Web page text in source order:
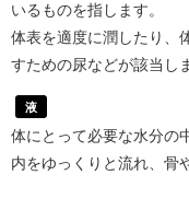
いるものを指します。
体表を適度に潤したり、
すための尿などが該当し
液
体にとって必要な水分の
内をゆっくりと流れ、骨